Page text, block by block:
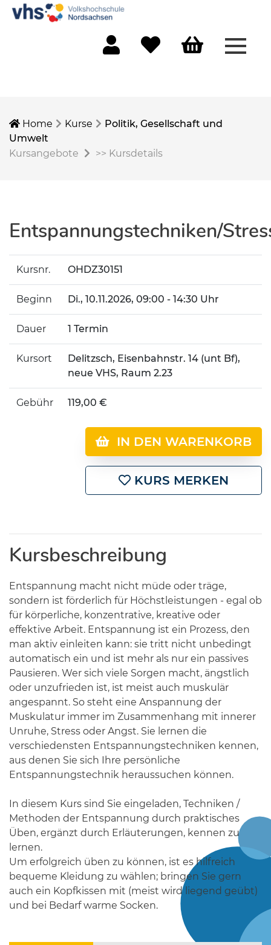
Home Kurse
Politik, Gesellschaft und
Umwelt
Kursangebote
>> Kursdetails
Entspannungstechniken/
Kursnr. OHDZ30151
Beginn Di., 10.11.2026, 09:00 - 14:30 Uhr
Dauer 1 Termin
Kursort
Delitzsch, Eisenbahnstr. 14 (unt Bf),
neue VHS, Raum 2.23
Gebühr 119,00 €
IN DEN WARENKORB
KURS MERKEN
Kursbeschreibung
Entspannung macht nicht müde oder träge,
sondern ist förderlich für Höchstleistungen - egal ob
für körperliche, konzentrative, kreative oder
effektive Arbeit. Entspannung ist ein Prozess, den
man aktiv einleiten kann: sie tritt nicht unbedingt
automatisch ein und ist mehr als nur ein passives
Pausieren. Wer sich viele Sorgen macht, ängstlich
oder unzufrieden ist, ist meist auch muskulär
angespannt. So steht eine Anspannung der
Muskulatur immer im Zusammenhang mit innerer
Unruhe, Stress oder Angst. Sie lernen die
verschiedensten Entspannungstechniken kennen,
aus denen Sie sich Ihre persönliche
Entspannungstechnik heraussuchen können.
In diesem Kurs sind Sie eingeladen, Techniken /
Methoden der Entspannung durch praktisches
Üben, ergänzt durch Erläuterungen, kennen zu
lernen.
Um erfolgreich üben zu können, ist es hilfreich
bequeme Kleidung zu wählen; bringen Sie gern
auch ein Kopfkissen mit (meist wird liegend geübt)
und bei Bedarf warme Socken.